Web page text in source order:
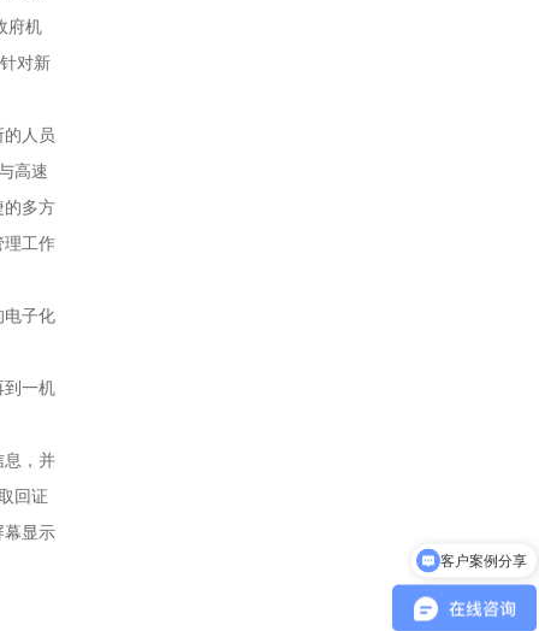
府机
对新
人员
高速
的多方
理工作
电子化
到一机
息，并
回证
幕显示
客户案例分享